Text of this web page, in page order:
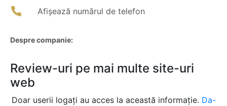
Afișează numărul de telefon
Despre companie:
Review-uri pe mai multe site-uri
web
Doar userii logați au acces la această informație. Da-